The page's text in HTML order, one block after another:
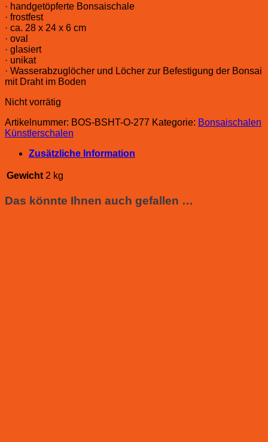
· handgetöpferte Bonsaischale
· frostfest
· ca. 28 x 24 x 6 cm
· oval
· glasiert
· unikat
· Wasserabzuglöcher und Löcher zur Befestigung der Bonsai
mit Draht im Boden
Nicht vorrätig
Artikelnummer: BOS-BSHT-O-277 Kategorie: Bonsaischalen
Künstlerschalen
Zusätzliche Information
Gewicht 2 kg
Das könnte Ihnen auch gefallen …